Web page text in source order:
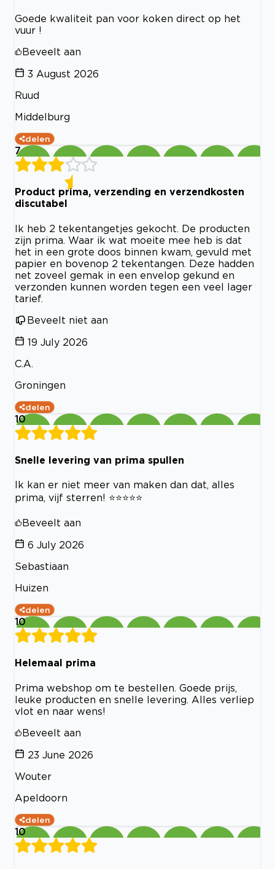
Goede kwaliteit pan voor koken direct op het
vuur !
Beveelt aan
3 August 2026
Ruud
Middelburg
delen
7
Product prima, verzending en verzendkosten
discutabel
Ik heb 2 tekentangetjes gekocht. De producten
zijn prima. Waar ik wat moeite mee heb is dat
het in een grote doos binnen kwam, gevuld met
papier en bovenop 2 tekentangen. Deze hadden
net zoveel gemak in een envelop gekund en
verzonden kunnen worden tegen een veel lager
tarief.
Beveelt niet aan
19 July 2026
C.A.
Groningen
delen
10
Snelle levering van prima spullen
Ik kan er niet meer van maken dan dat, alles
prima, vijf sterren! ⭐️⭐️⭐️⭐️⭐️
Beveelt aan
6 July 2026
Sebastiaan
Huizen
delen
10
Helemaal prima
Prima webshop om te bestellen. Goede prijs,
leuke producten en snelle levering. Alles verliep
vlot en naar wens!
Beveelt aan
23 June 2026
Wouter
Apeldoorn
delen
10